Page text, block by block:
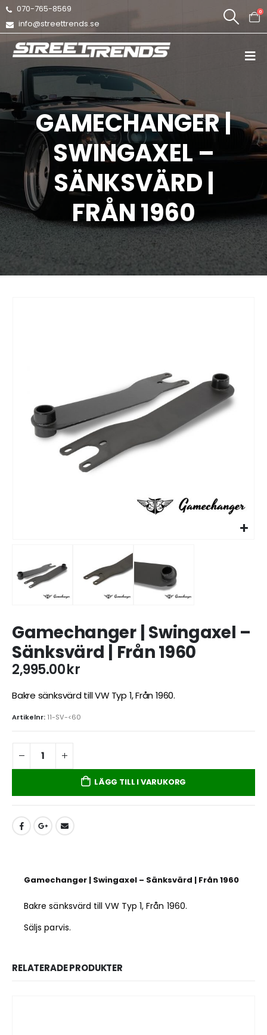
070-765-8569
info@streettrends.se
0
GAMECHANGER |
SWINGAXEL –
SÄNKSVÄRD |
FRÅN 1960
Gamechanger | Swingaxel –
Sänksvärd | Från 1960
2,995.00kr
Bakre sänksvärd till VW Typ 1, Från 1960.
Artikelnr: 11-SV-<60
LÄGG TILL I VARUKORG
Gamechanger | Swingaxel – Sänksvärd | Från 1960
Bakre sänksvärd till VW Typ 1, Från 1960.
Säljs parvis.
RELATERADE PRODUKTER